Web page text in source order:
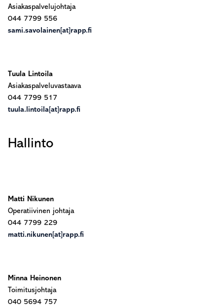
Asiakaspalvelujohtaja
044 7799 556
sami.savolainen[at]rapp.fi
Tuula Lintoila
Asiakaspalveluvastaava
044 7799 517
tuula.lintoila[at]rapp.fi
Hallinto
Matti Nikunen
Operatiivinen johtaja
044 7799 229
matti.nikunen[at]rapp.fi
Minna Heinonen
Toimitusjohtaja
040 5694 757